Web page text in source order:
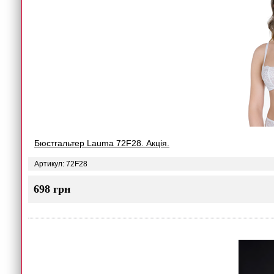
Бюстгальтер Lauma 72F28. Акція.
Артикул: 72F28
698 грн